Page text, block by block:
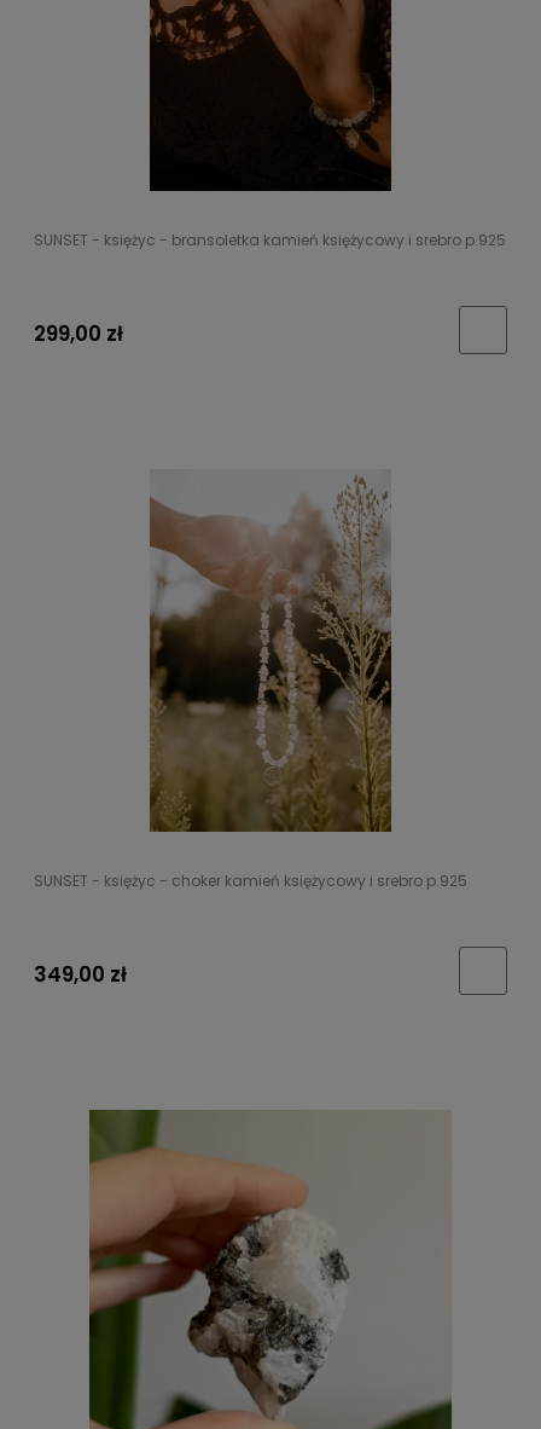
SUNSET - księżyc - bransoletka kamień księżycowy i srebro p.925
299,00 zł
SUNSET - księżyc - choker kamień księżycowy i srebro p.925
349,00 zł